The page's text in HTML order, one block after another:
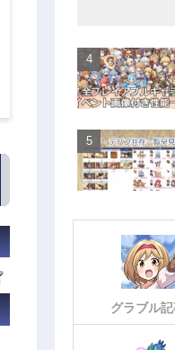
グラブル